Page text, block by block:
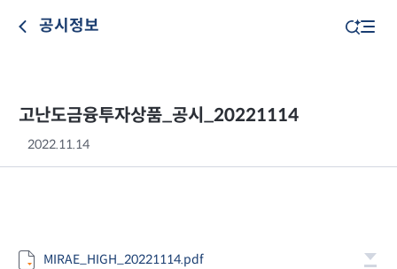
공시정보
고난도금융투자상품_공시_20221114
2022.11.14
MIRAE_HIGH_20221114.pdf